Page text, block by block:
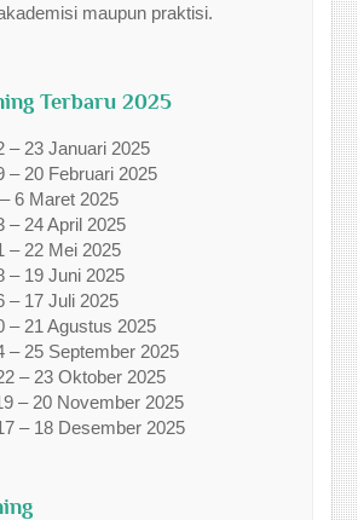
maupun praktisi.
Terbaru 2025
– 23 Januari 2025
– 20 Februari 2025
6 Maret 2025
– 24 April 2025
– 22 Mei 2025
– 19 Juni 2025
– 17 Juli 2025
– 21 Agustus 2025
– 25 September 2025
– 23 Oktober 2025
– 20 November 2025
– 18 Desember 2025